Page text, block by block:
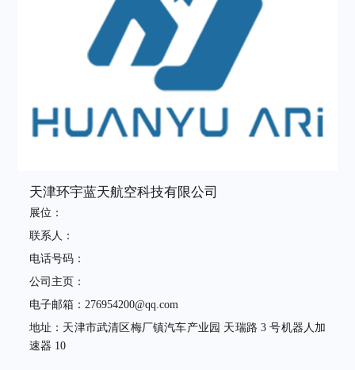
天津环宇蓝天航空科技有限公司
展位：
联系人：
电话号码：
公司主页：
电子邮箱：276954200@qq.com
地址：天津市武清区梅厂镇汽车产业园 天瑞路 3 号机器人加
速器 10